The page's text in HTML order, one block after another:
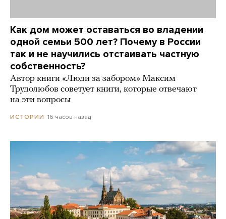
Как дом может оставаться во владении
одной семьи 500 лет? Почему в России
так и не научились отстаивать частную
собственность?
Автор книги «Люди за забором» Максим
Трудолюбов советует книги, которые отвечают
на эти вопросы
ИСТОРИИ 16 часов назад